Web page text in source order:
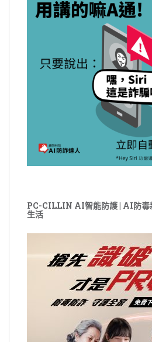
PC-CILLIN AI智能防護 | AI防毒
生活